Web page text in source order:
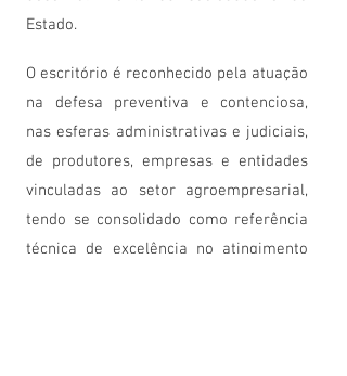
Estado.
O escritório é reconhecido pela atuação
na defesa preventiva e contenciosa,
nas esferas administrativas e judiciais,
de produtores, empresas e entidades
vinculadas ao setor agroempresarial,
tendo se consolidado como referência
técnica de excelência no atingimento